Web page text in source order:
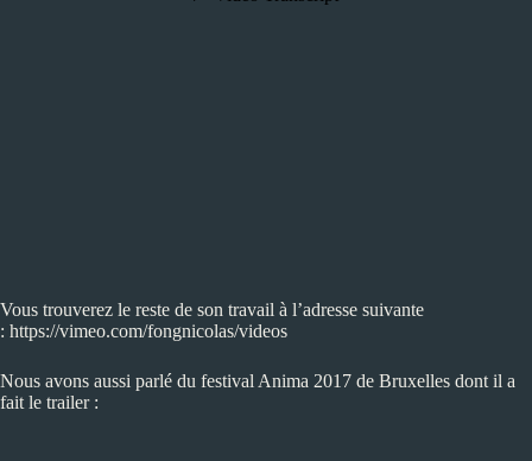
Vous trouverez le reste de son travail à l’adresse suivante
: https://vimeo.com/fongnicolas/videos
Nous avons aussi parlé du festival Anima 2017 de Bruxelles dont il a
fait le trailer :